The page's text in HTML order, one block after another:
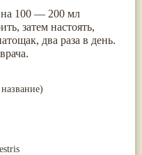
на 100 — 200 мл
затем настоять,
два раза в день.